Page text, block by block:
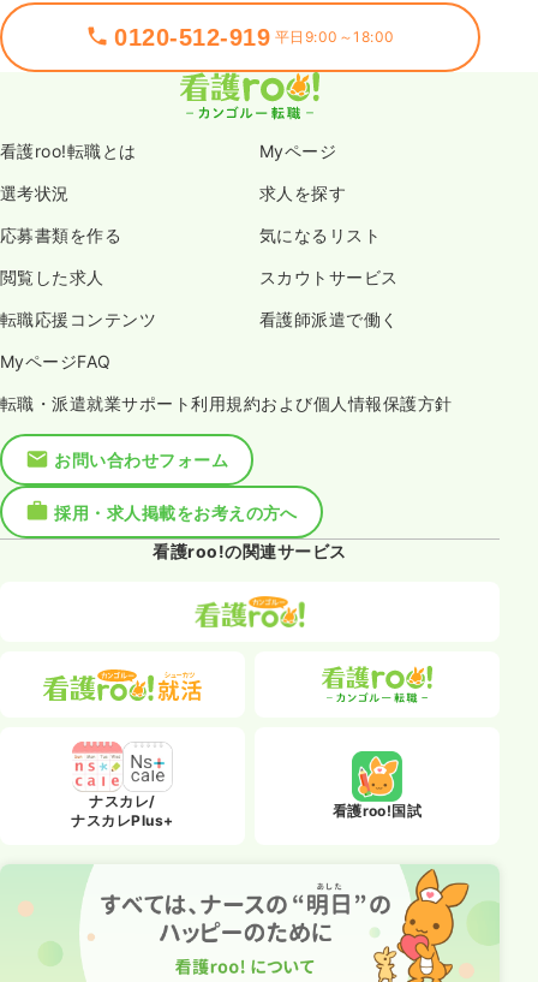
0120-512-919 平日9:00～18:00
看護roo!転職とは Myページ
選考状況 求人を探す
応募書類を作る 気になるリスト
閲覧した求人 スカウトサービス
転職応援コンテンツ 看護師派遣で働く
MyページFAQ
転職・派遣就業サポート利用規約および個人情報保護方針
お問い合わせフォーム
採用・求人掲載をお考えの方へ
看護roo!の関連サービス
ナスカレ/
ナスカレPlus+
看護roo!国試